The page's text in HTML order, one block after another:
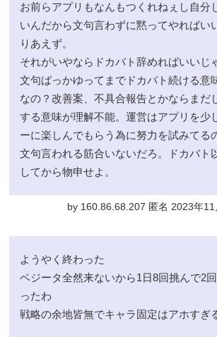
お前らアプリもなんもつくれねぇし自分
いんだから文句言わずに黙ってやればい
りあえず。
それがいやならドカバト辞めればいいじ
文句ばっかゆってまでドカバト続ける意
なの？改善案、不具合報告とかならまだ
する意味が理解不能。運営はアプリを少
ーに楽しんでもらう為に努力を試みてる
文句言われる筋合いないだろ。ドカバト
してから物申せよ。
by 160.86.68.207 匿名 2023年
ようやく終わった
ベジータ全然来ないから1日8回挑んで2
ったわ
戦略の余地皆無でキャラ固定はアホすぎ